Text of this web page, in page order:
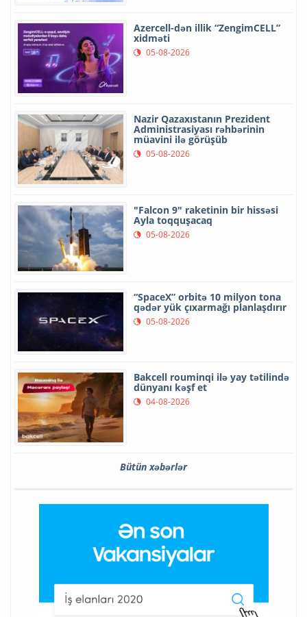
Azercell-dən illik “ZengimCELL”
xidməti
05-08-2026
Nazir Qazaxıstanın Prezident
Administrasiyası rəhbərinin
müavini ilə görüşüb
05-08-2026
"Falcon 9" raketinin bir hissəsi
Ayla toqquşacaq
05-08-2026
“SpaceX” orbitə 10 milyon tona
qədər yük çıxarmağı planlaşdırır
05-08-2026
Bakcell rouminqi ilə yay tətilində
dünyanı kəşf et
04-08-2026
Bütün xəbərlər